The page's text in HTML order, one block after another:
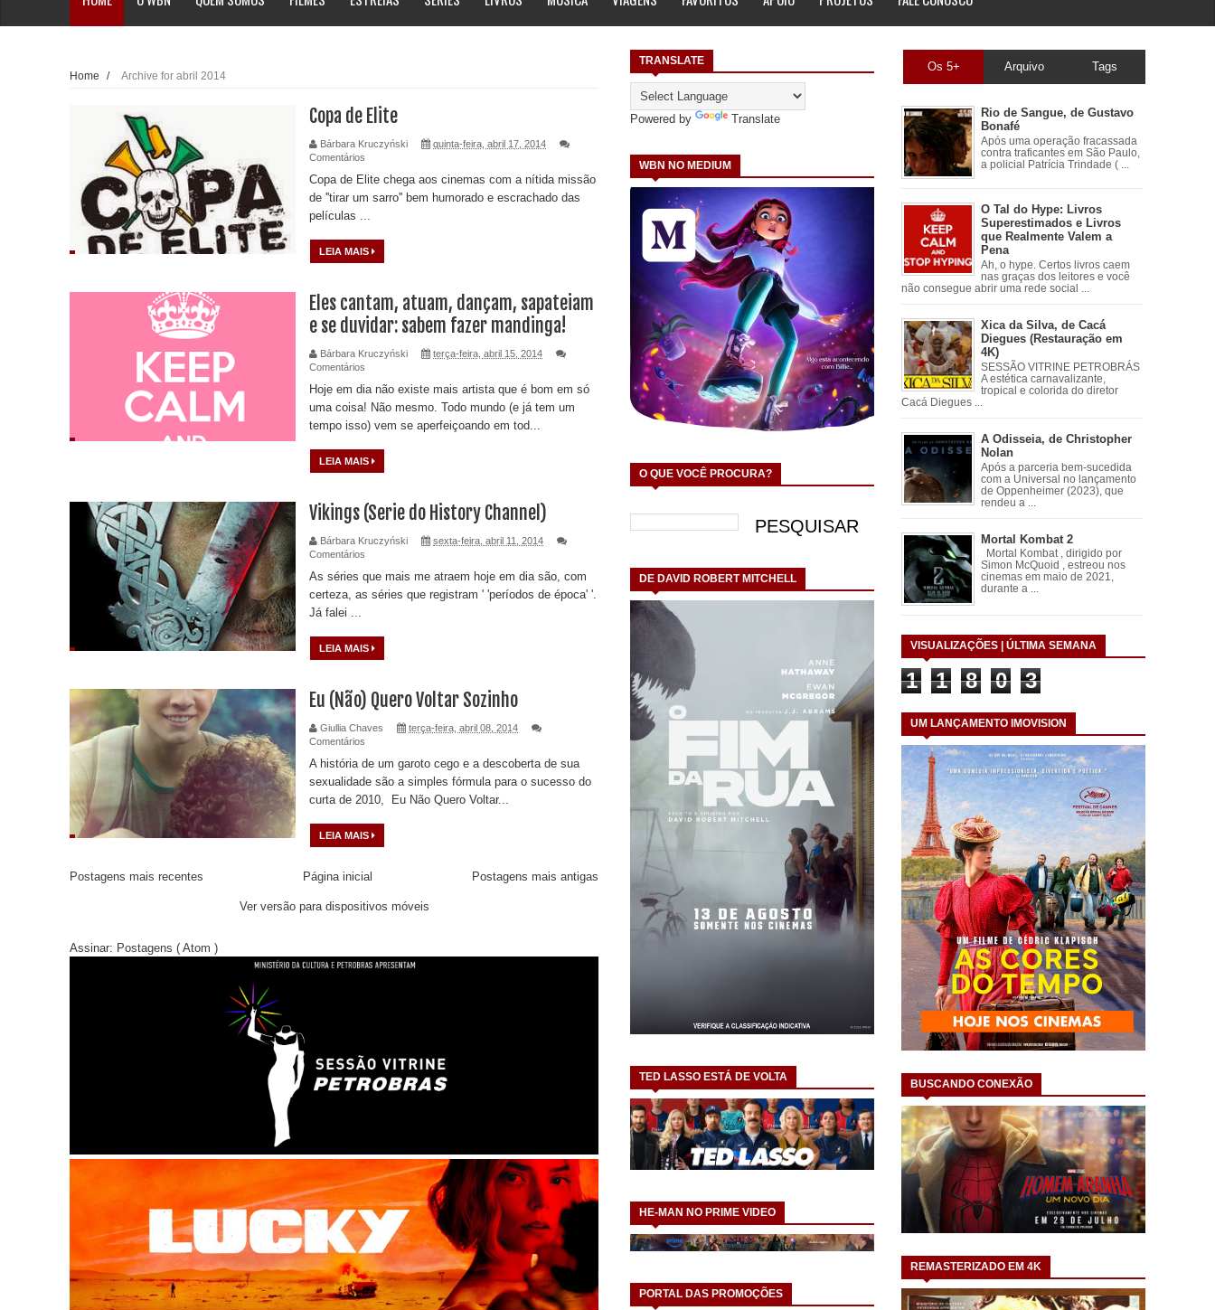
TRANSLATE
Powered by Translate
WBN NO MEDIUM
O QUE VOCÊ PROCURA?
DE DAVID ROBERT MITCHELL
TED LASSO ESTÁ DE VOLTA
HE-MAN NO PRIME VIDEO
PORTAL DAS PROMOÇÕES
Home / Archive for abril 2014
Copa de Elite
Bárbara Kruczyński
quinta-feira, abril 17, 2014
Comentários
Copa de Elite chega aos cinemas com a nítida missão
de ''tirar um sarro'' bem humorado e escrachado das
películas ...
LEIA MAIS
Eles cantam, atuam, dançam, sapateiam
e se duvidar: sabem fazer mandinga!
Bárbara Kruczyński
terça-feira, abril 15, 2014
Comentários
Hoje em dia não existe mais artista que é bom em só
uma coisa! Não mesmo. Todo mundo (e já tem um
tempo isso) vem se aperfeiçoando em tod...
LEIA MAIS
Vikings (Serie do History Channel)
Bárbara Kruczyński
sexta-feira, abril 11, 2014
Comentários
As séries que mais me atraem hoje em dia são, com
certeza, as séries que registram ' 'períodos de época' '.
Já falei ...
LEIA MAIS
Eu (Não) Quero Voltar Sozinho
Giullia Chaves
terça-feira, abril 08, 2014
Comentários
A história de um garoto cego e a descoberta de sua
sexualidade são a simples fórmula para o sucesso do
curta de 2010, Eu Não Quero Voltar...
LEIA MAIS
Postagens mais recentes Postagens mais antigas
Página inicial
Ver versão para dispositivos móveis
Assinar: Postagens ( Atom )
Os 5+ Arquivo Tags
Rio de Sangue, de Gustavo
Bonafé
Após uma operação fracassada
contra traficantes em São Paulo,
a policial Patrícia Trindade ( ...
O Tal do Hype: Livros
Superestimados e Livros
que Realmente Valem a
Pena
Ah, o hype. Certos livros caem
nas graças dos leitores e você
não consegue abrir uma rede social ...
Xica da Silva, de Cacá
Diegues (Restauração em
4K)
SESSÃO VITRINE PETROBRÁS
A estética carnavalizante,
tropical e colorida do diretor
Cacá Diegues ...
A Odisseia, de Christopher
Nolan
Após a parceria bem-sucedida
com a Universal no lançamento
de Oppenheimer (2023), que
rendeu a ...
Mortal Kombat 2
Mortal Kombat , dirigido por
Simon McQuoid , estreou nos
cinemas em maio de 2021,
durante a ...
VISUALIZAÇÕES | ÚLTIMA SEMANA
1 1 8 0 3
UM LANÇAMENTO IMOVISION
BUSCANDO CONEXÃO
REMASTERIZADO EM 4K